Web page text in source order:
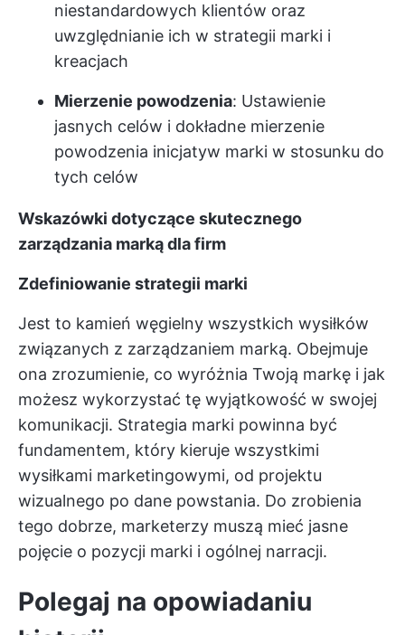
niestandardowych klientów oraz
uwzględnianie ich w strategii marki i
kreacjach
Mierzenie powodzenia: Ustawienie
jasnych celów i dokładne mierzenie
powodzenia inicjatyw marki w stosunku do
tych celów
Wskazówki dotyczące skutecznego
zarządzania marką dla firm
Zdefiniowanie strategii marki
Jest to kamień węgielny wszystkich wysiłków
związanych z zarządzaniem marką. Obejmuje
ona zrozumienie, co wyróżnia Twoją markę i jak
możesz wykorzystać tę wyjątkowość w swojej
komunikacji. Strategia marki powinna być
fundamentem, który kieruje wszystkimi
wysiłkami marketingowymi, od projektu
wizualnego po dane powstania. Do zrobienia
tego dobrze, marketerzy muszą mieć jasne
pojęcie o pozycji marki i ogólnej narracji.
Polegaj na opowiadaniu